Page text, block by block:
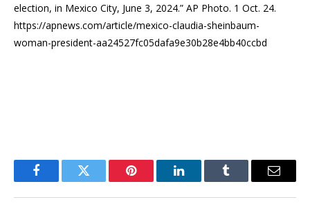
election, in Mexico City, June 3, 2024.” AP Photo. 1 Oct. 24.
https://apnews.com/article/mexico-claudia-sheinbaum-
woman-president-aa24527fc05dafa9e30b28e4bb40ccbd
FacebookTwitter Pinterest LinkedInTumblr Email